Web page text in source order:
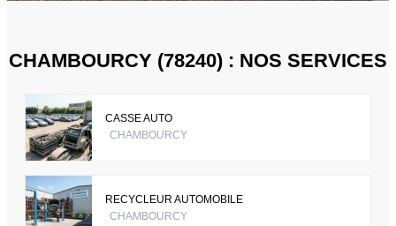
CHAMBOURCY (78240) : NOS SERVICES
CASSE AUTO
CHAMBOURCY
RECYCLEUR AUTOMOBILE
CHAMBOURCY